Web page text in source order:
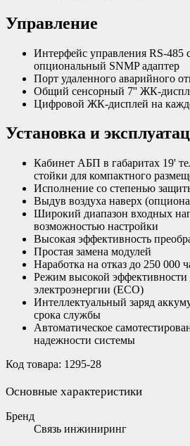
Управление
Интерфейс управления RS-485
опциональный SNMP адаптер
Порт удаленного аварийного
Общий сенсорный 7'' ЖК-
Цифровой ЖК-дисплей на
Установка и
Кабинет АБП в габаритах 19'
стойки для компактного
Исполнение со степенью
Выдув воздуха наверх
Широкий диапазон входных
возможностью настройки
Высокая эффективность
Простая замена модулей
Наработка на отказ до 250 000
Режим высокой эффективности
электроэнергии (ЕСО)
Интеллектуальный заряд
срока службы
Автоматическое
надежности системы
Код товара: 1295-28
Основные характеристики
Бренд
Связь инжиниринг